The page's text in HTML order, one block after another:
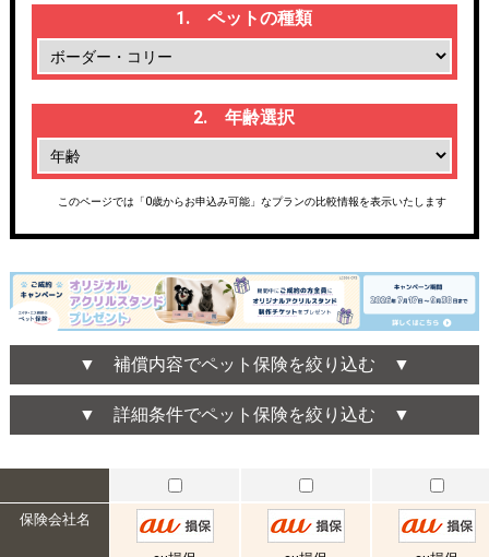
1. ペットの種類
2. 年齢選択
このページでは「0歳からお申込み可能」なプランの比較情報を表示いたします
▼ 補償内容でペット保険を絞り込む ▼
▼ 詳細条件でペット保険を絞り込む ▼
保険会社名